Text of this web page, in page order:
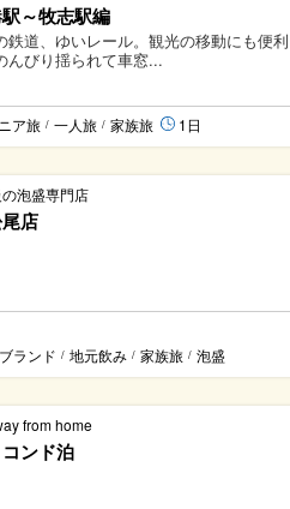
～牧志駅編
鉄道、ゆいレール。観光の移動にも便利
んびり揺られて車窓...
ア旅 / 一人旅 / 家族旅 1日
泡盛専門店
店
ブランド / 地元飲み / 家族旅 / 泡盛
from home
ンド泊